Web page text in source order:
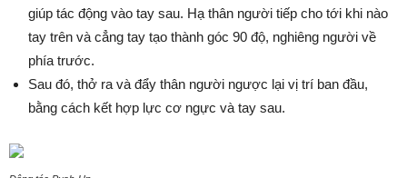
giúp tác động vào tay sau. Hạ thân người tiếp cho tới khi nào
tay trên và cẳng tay tạo thành góc 90 độ, nghiêng người về
phía trước.
Sau đó, thở ra và đẩy thân người ngược lại vị trí ban đầu,
bằng cách kết hợp lực cơ ngực và tay sau.